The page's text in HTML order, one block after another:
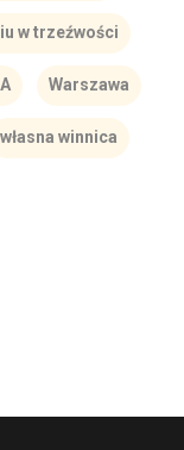
w trzeźwości
Warszawa
własna winnica